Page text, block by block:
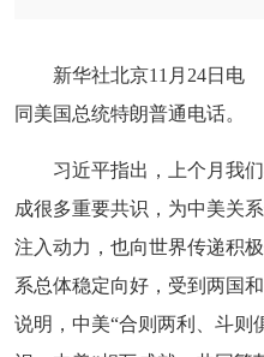
新华社北京11月24日电
同美国总统特朗普通电话。
习近平指出，上个月我
成很多重要共识，为中美关
注入动力，也向世界传递积
系总体稳定向好，受到两国
说明，中美“合则两利、斗则